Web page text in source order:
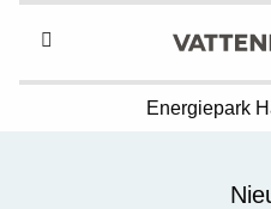
Energiepark